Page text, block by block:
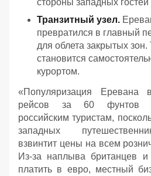
Транзитный узел.
превратился в главный
для облета закрытых зон.
становится
курортом.
«Популяризация
рейсов за 60 фунтов
российским туристам,
западных
взвинтит цены на всем
Из-за наплыва британцев
платить в евро, местный